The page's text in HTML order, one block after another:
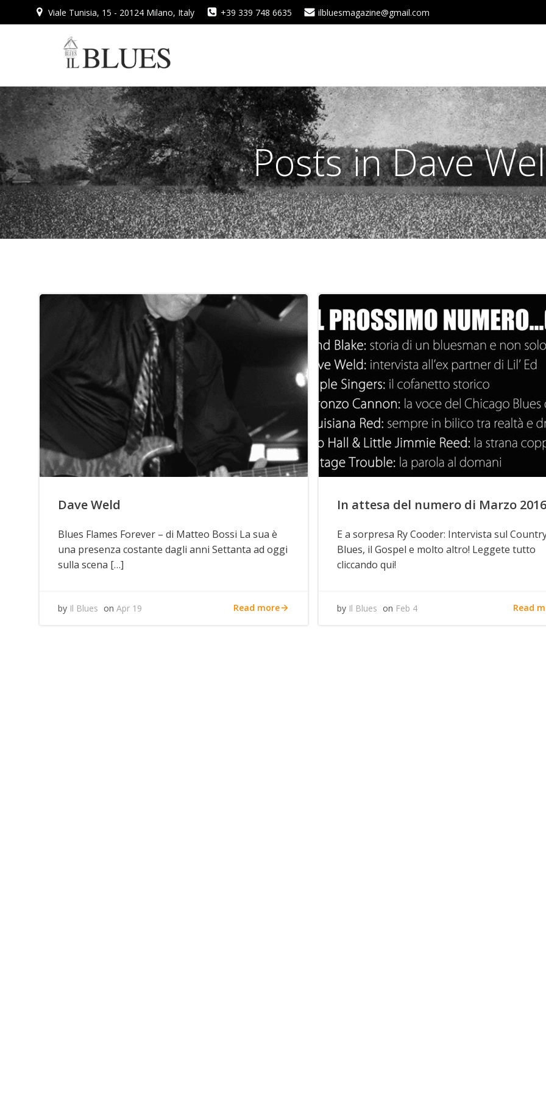
al
Viale Tunisia, 15 - 20124 Milano, Italy +39 339 748 6635 ilbluesmagazine@gmail.com
Posts in Dave
Dave Weld
Blues Flames Forever – di Matteo Bossi La sua è
una presenza costante dagli anni Settanta ad oggi
sulla scena […]
by Il Blues on Apr 19 Read more
In attesa del numero di Marzo
E a sorpresa Ry Cooder: Intervista sul
Blues, il Gospel e molto altro! Leggete tutto
cliccando qui!
by Il Blues on Feb 4 Read